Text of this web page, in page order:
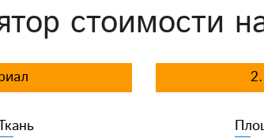
стоимости